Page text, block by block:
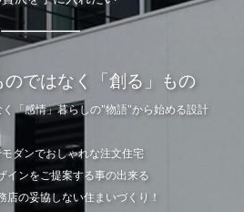
ではなく「創る」もの
「感情」暮らしの"物語"から始める設計
ダンでおしゃれな注文住宅
インをご提案する事の出来る
店の妥協しない住まいづくり！